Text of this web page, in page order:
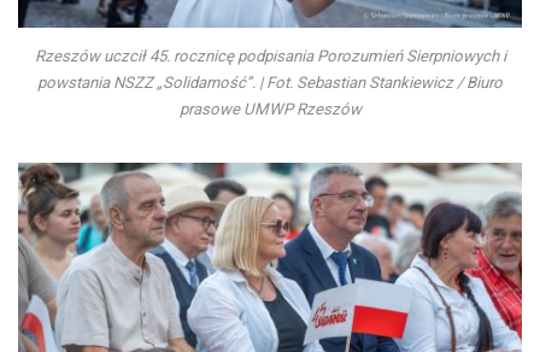
Rzeszów uczcił 45. rocznicę podpisania Porozumień Sierpniowych i
powstania NSZZ „Solidarność”. | Fot. Sebastian Stankiewicz / Biuro
prasowe UMWP Rzeszów